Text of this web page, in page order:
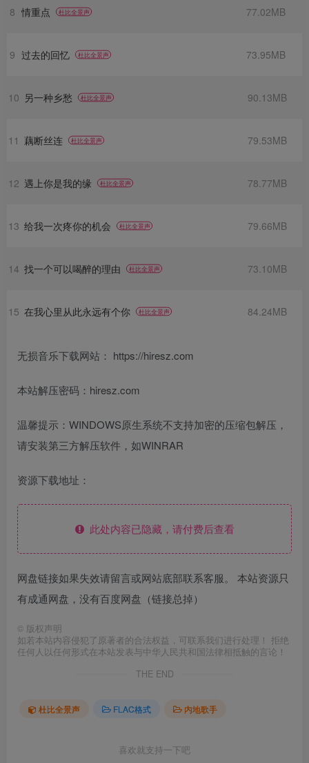
8 情重点 杜比全景声 77.02MB
9 过去的回忆 杜比全景声 73.95MB
10 另一种乡愁 杜比全景声 90.13MB
11 藕断丝连 杜比全景声 79.53MB
12 遇上你是我的缘 杜比全景声 78.77MB
13 给我一次疼你的机会 杜比全景声 79.66MB
14 找一个可以喝醉的理由 杜比全景声 73.10MB
15 在我心里从此永远有个你 杜比全景声 84.24MB
无损音乐下载网站： https://hiresz.com
本站解压密码：hiresz.com
温馨提示：WINDOWS原生系统不支持加密的压缩包解压，
请安装第三方解压软件，如WINRAR
资源下载地址：
此处内容已隐藏，请付费后查看
网盘链接如果失效请留言或网站底部联系客服。 本站资源只
有成通网盘，没有百度网盘（链接总掉）
© 版权声明
如若本站内容侵犯了原著者的合法权益，可联系我们进行处理！ 拒绝
任何人以任何形式在本站发表与中华人民共和国法律相抵触的言论！
THE END
杜比全景声 FLAC格式 内地歌手
喜欢就支持一下吧